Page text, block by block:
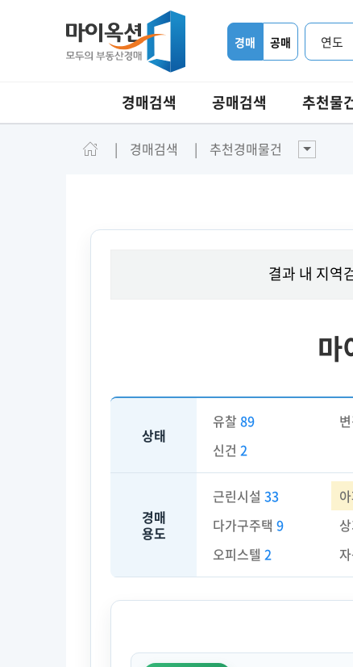
경매 공매
경매검색 공매검색 추천물
경매검색 추천경매물건
결과 내 지역
마
상태
유찰 89
신건 2
경매
용도
근린시설 33
다가구주택 9
오피스텔 2